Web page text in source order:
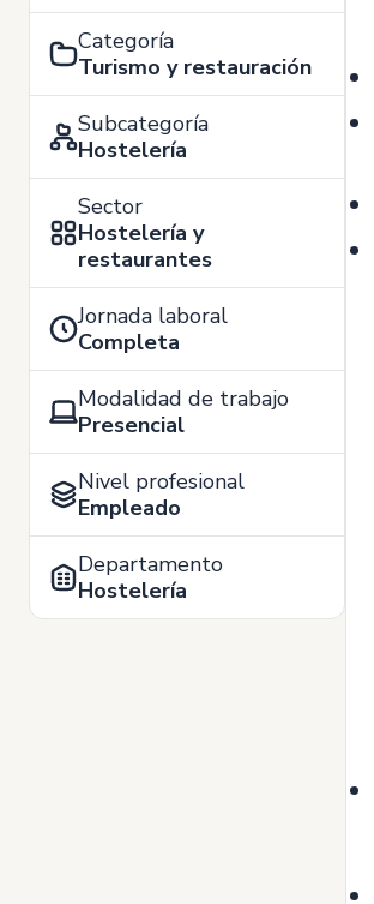
Categoría
Turismo y restauración
Subcategoría
Hostelería
Sector
Hostelería y
restaurantes
Jornada laboral
Completa
Modalidad de trabajo
Presencial
Nivel profesional
Empleado
Departamento
Hostelería